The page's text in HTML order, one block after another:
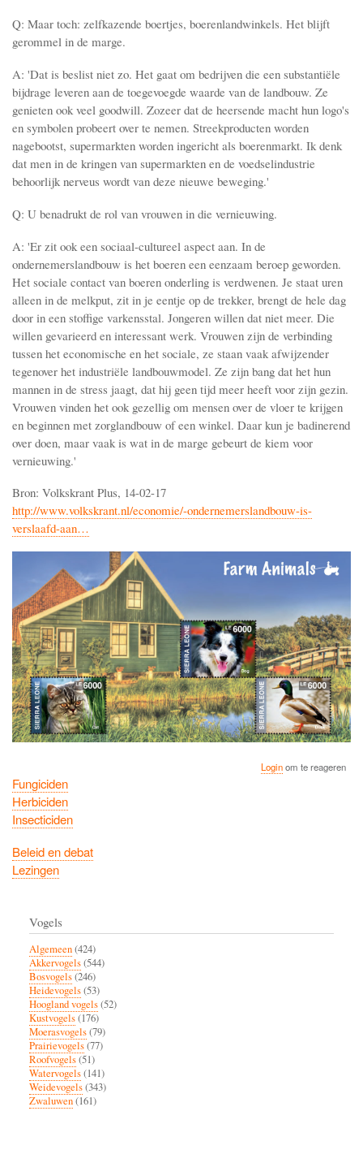
Q: Maar toch: zelfkazende boertjes, boerenlandwinkels. Het blijft
gerommel in de marge.
A: 'Dat is beslist niet zo. Het gaat om bedrijven die een substantiële
bijdrage leveren aan de toegevoegde waarde van de landbouw. Ze
genieten ook veel goodwill. Zozeer dat de heersende macht hun logo's
en symbolen probeert over te nemen. Streekproducten worden
nagebootst, supermarkten worden ingericht als boerenmarkt. Ik denk
dat men in de kringen van supermarkten en de voedselindustrie
behoorlijk nerveus wordt van deze nieuwe beweging.'
Q: U benadrukt de rol van vrouwen in die vernieuwing.
A: 'Er zit ook een sociaal-cultureel aspect aan. In de
ondernemerslandbouw is het boeren een eenzaam beroep geworden.
Het sociale contact van boeren onderling is verdwenen. Je staat uren
alleen in de melkput, zit in je eentje op de trekker, brengt de hele dag
door in een stoffige varkensstal. Jongeren willen dat niet meer. Die
willen gevarieerd en interessant werk. Vrouwen zijn de verbinding
tussen het economische en het sociale, ze staan vaak afwijzender
tegenover het industriële landbouwmodel. Ze zijn bang dat het hun
mannen in de stress jaagt, dat hij geen tijd meer heeft voor zijn gezin.
Vrouwen vinden het ook gezellig om mensen over de vloer te krijgen
en beginnen met zorglandbouw of een winkel. Daar kun je badinerend
over doen, maar vaak is wat in de marge gebeurt de kiem voor
vernieuwing.'
Bron: Volkskrant Plus, 14-02-17
http://www.volkskrant.nl/economie/-ondernemerslandbouw-is-
verslaafd-aan…
Loginom te reageren
Fungiciden
Herbiciden
Insecticiden
Beleid en debat
Lezingen
Vogels
Algemeen(424)
Akkervogels(544)
Bosvogels(246)
Heidevogels(53)
Hoogland vogels(52)
Kustvogels(176)
Moerasvogels(79)
Prairievogels(77)
Roofvogels(51)
Watervogels(141)
Weidevogels(343)
Zwaluwen(161)